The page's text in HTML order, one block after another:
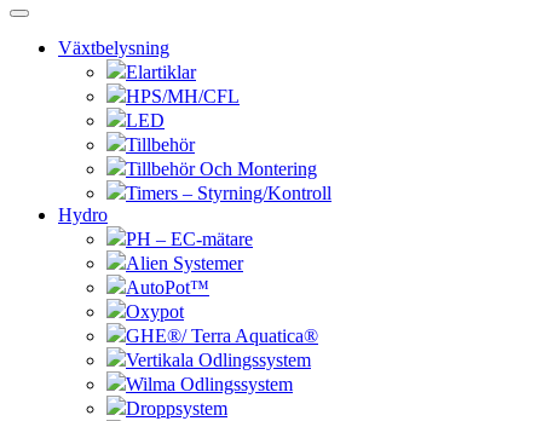
Växtbelysning
Elartiklar
HPS/MH/CFL
LED
Tillbehör
Tillbehör Och Montering
Timers – Styrning/Kontroll
Hydro
PH – EC-mätare
Alien Systemer
AutoPot™
Oxypot
GHE®/ Terra Aquatica®
Vertikala Odlingssystem
Wilma Odlingssystem
Droppsystem